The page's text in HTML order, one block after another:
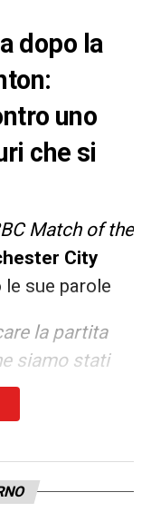
dopo la
uno
che si
Match of the
City
le sue parole
la partita
siamo stati
faticato
contro uno
incredibile: